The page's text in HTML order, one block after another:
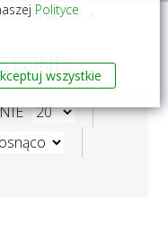
GRESOWE
Polityce
wszystkie